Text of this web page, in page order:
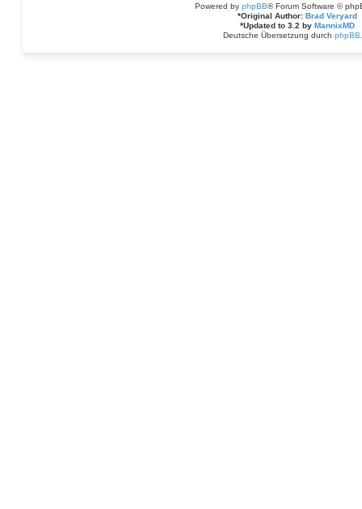
Powered by phpBB® Forum Software ©
*Original Author: Brad Veryard
*Updated to 3.2 by MannixMD
Deutsche Übersetzung durch